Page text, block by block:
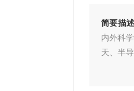
简要描
内外科
天、半